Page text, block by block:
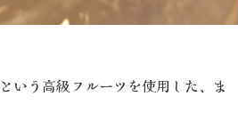
いう高級フルーツを使用した、ま